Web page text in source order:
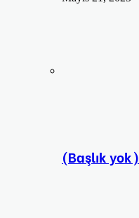
(Başlık yok)